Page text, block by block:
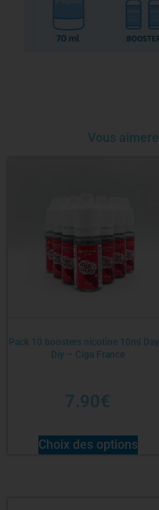
Vous
Pack 10 boosters nicotine 10ml
Diy – Ciga France
7.90€
Choix des options